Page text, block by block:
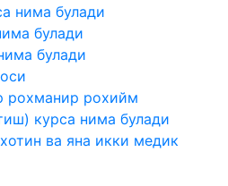
нима булади
булади
булади
рохманир рохийм
курса нима булади
ва яна икки медик